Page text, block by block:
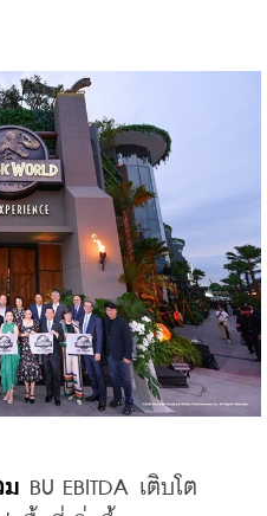
ม BU EBITDA เติบโต